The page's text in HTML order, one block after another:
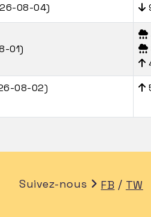
08-04)
01)
08-02)
Suivez-nous FB / TW